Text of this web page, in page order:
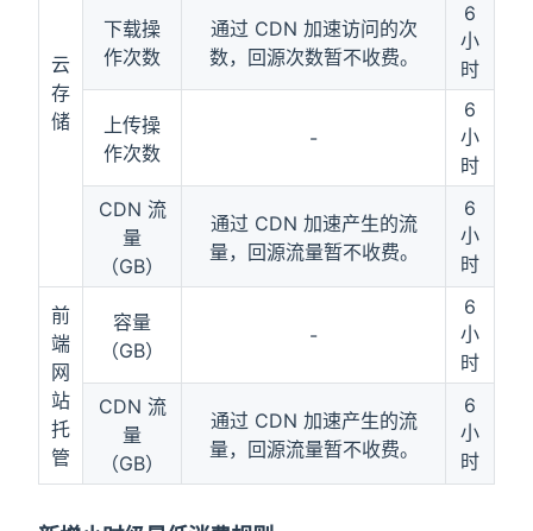
云
存
储
下载操
作次数
通过 CDN 加速访问的次
数，回源次数暂不收费。
6
小
时
上传操
作次数
-
6
小
时
CDN 流
量
（GB）
通过 CDN 加速产生的流
量，回源流量暂不收费。
6
小
时
前
端
网
站
托
管
容量
（GB）
-
6
小
时
CDN 流
量
（GB）
通过 CDN 加速产生的流
量，回源流量暂不收费。
6
小
时